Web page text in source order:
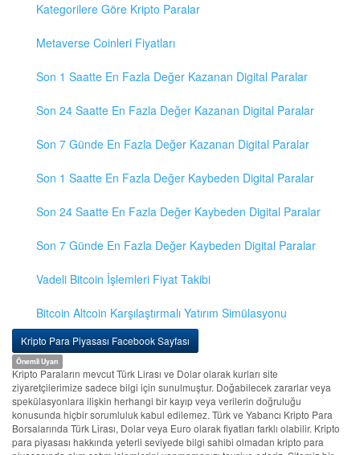
Kategorilere Göre Kripto Paralar
Metaverse Coinleri Fiyatları
Son 1 Saatte En Fazla Değer Kazanan Digital Paralar
Son 24 Saatte En Fazla Değer Kazanan Digital Paralar
Son 7 Günde En Fazla Değer Kazanan Digital Paralar
Son 1 Saatte En Fazla Değer Kaybeden Digital Paralar
Son 24 Saatte En Fazla Değer Kaybeden Digital Paralar
Son 7 Günde En Fazla Değer Kaybeden Digital Paralar
Vadeli Bitcoin İşlemleri Fiyat Takibi
Bitcoin Altcoin Karşılaştırmalı Yatırım Simülasyonu
Kripto Para Piyasası Facebook Sayfası
Önemli Uyarı
Kripto Paraların mevcut Türk Lirası ve Dolar olarak kurları site
ziyaretçilerimize sadece bilgi için sunulmuştur. Doğabilecek zararlar veya
spekülasyonlara ilişkin herhangi bir kayıp veya verilerin doğruluğu
konusunda hiçbir sorumluluk kabul edilemez. Türk ve Yabancı Kripto Para
Borsalarında Türk Lirası, Dolar veya Euro olarak fiyatları farklı olabilir. Kripto
para piyasası hakkında yeterli seviyede bilgi sahibi olmadan kripto para